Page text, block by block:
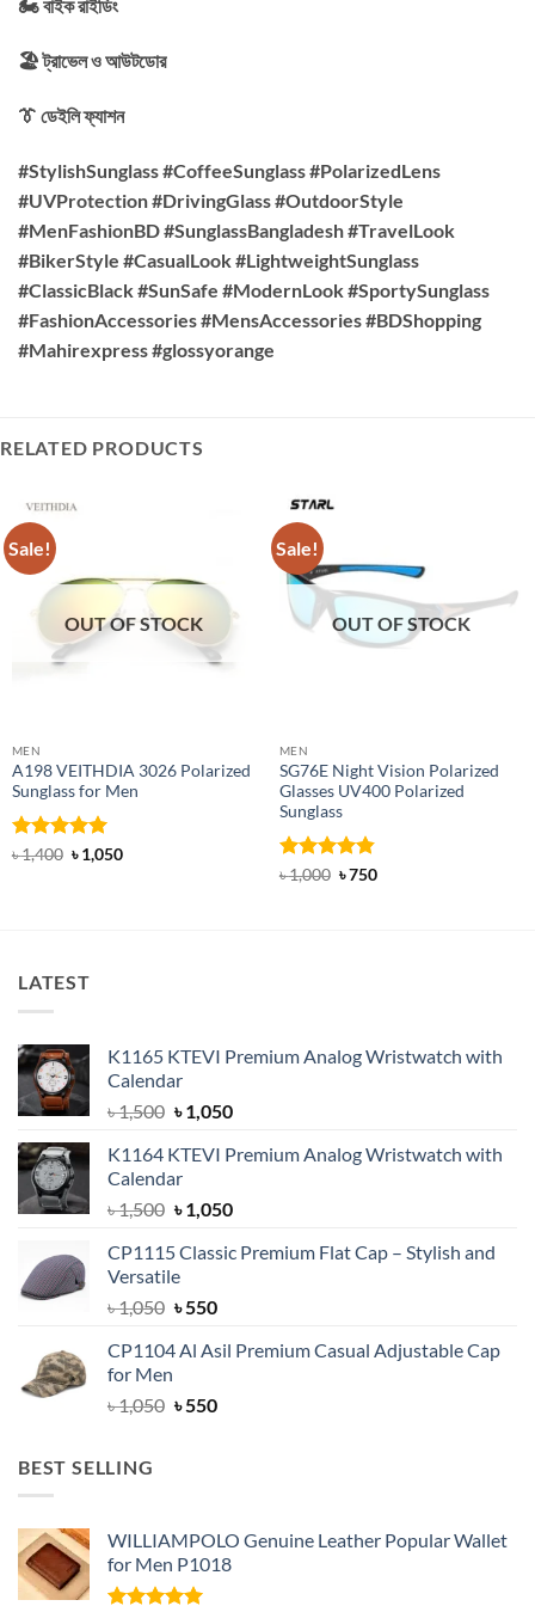
🏍️ বাইক রাইডিং
🏖️ ট্রাভেল ও আউটডোর
👔 ডেইলি ফ্যাশন
#StylishSunglass #CoffeeSunglass #PolarizedLens
#UVProtection #DrivingGlass #OutdoorStyle
#MenFashionBD #SunglassBangladesh #TravelLook
#BikerStyle #CasualLook #LightweightSunglass
#ClassicBlack #SunSafe #ModernLook #SportySunglass
#FashionAccessories #MensAccessories #BDShopping
#Mahirexpress #glossyorange
RELATED PRODUCTS
Sale!
OUT OF STOCK
MEN
A198 VEITHDIA 3026 Polarized
Sunglass for Men
Rated 5
৳1,400 Original
price
৳1,050Current
Sale!
OUT OF STOCK
MEN
SG76E Night Vision Polarized
Glasses UV400 Polarized
Sunglass
Rated 4.83
৳1,000 Original
৳750Current
LATEST
K1165 KTEVI Premium Analog Wristwatch with
Calendar
৳1,500 Original
was:
৳ 1,500.
৳1,050Current
is:
K1164 KTEVI Premium Analog Wristwatch with
Calendar
৳1,500 Original
was:
৳ 1,500.
৳1,050Current
is:
CP1115 Classic Premium Flat Cap – Stylish and
Versatile
৳1,050 Original
was:
৳550Current
is:
CP1104 Al Asil Premium Casual Adjustable Cap
for Men
৳1,050 Original
৳550Current
BEST SELLING
WILLIAMPOLO Genuine Leather Popular Wallet
for Men P1018